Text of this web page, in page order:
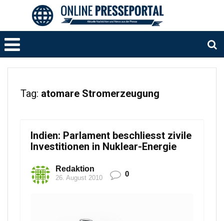
Tag: atomare Stromerzeugung
Indien: Parlament beschliesst zivile
Investitionen in Nuklear-Energie
Redaktion
26. August 2010 0